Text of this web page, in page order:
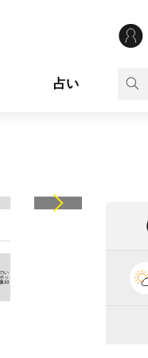
占い